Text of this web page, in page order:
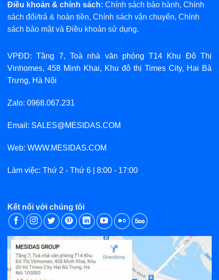
Điều khoản & chính sách: Chính sách bảo hành, Chính
sách đổi/trả & hoàn tiền, Chính sách vận chuyển, Chính
sách bảo mậtvà Điều khoản sử dụng.
VPĐD: Tầng 7, Toà nhà văn phòng T14 Khu Đô Thị
Vinhomes, 458 Minh Khai, Khu đô thị Times City, Hai Bà
Trưng, Hà Nội
Zalo: 0968.067.231
Email: SALES@MESIDAS.COM
Web: WWW.MESIDAS.COM
Làm việc: Thứ 2 - Thứ 6 | 8:00 - 17:00
Kết nối với chúng tôi